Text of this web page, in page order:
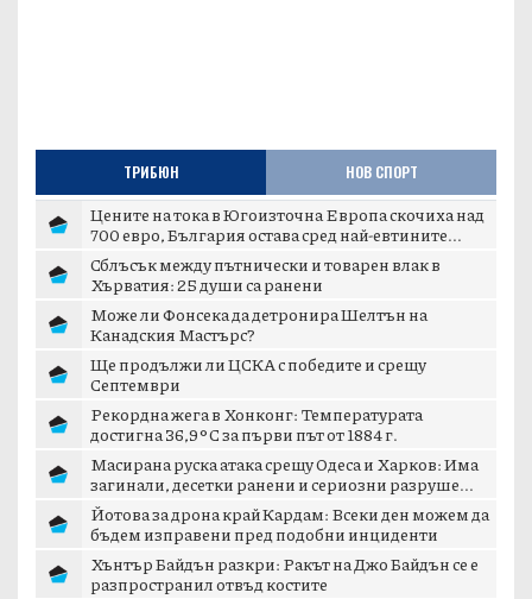
ТРИБЮН НОВ СПОРТ
Цените на тока в Югоизточна Европа скочиха над
700 евро, България остава сред най-евтините...
Сблъсък между пътнически и товарен влак в
Хърватия: 25 души са ранени
Може ли Фонсека да детронира Шелтън на
Канадския Мастърс?
Ще продължи ли ЦСКА с победите и срещу
Септември
Рекордна жега в Хонконг: Температурата
достигна 36,9°C за първи път от 1884 г.
Масирана руска атака срещу Одеса и Харков: Има
загинали, десетки ранени и сериозни разруше...
Йотова за дрона край Кардам: Всеки ден можем да
бъдем изправени пред подобни инциденти
Хънтър Байдън разкри: Ракът на Джо Байдън се е
разпространил отвъд костите